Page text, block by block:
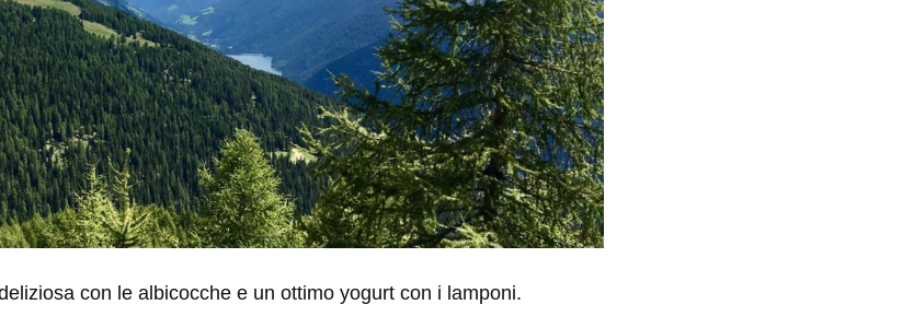
con le albicocche e un ottimo yogurt con i lamponi.